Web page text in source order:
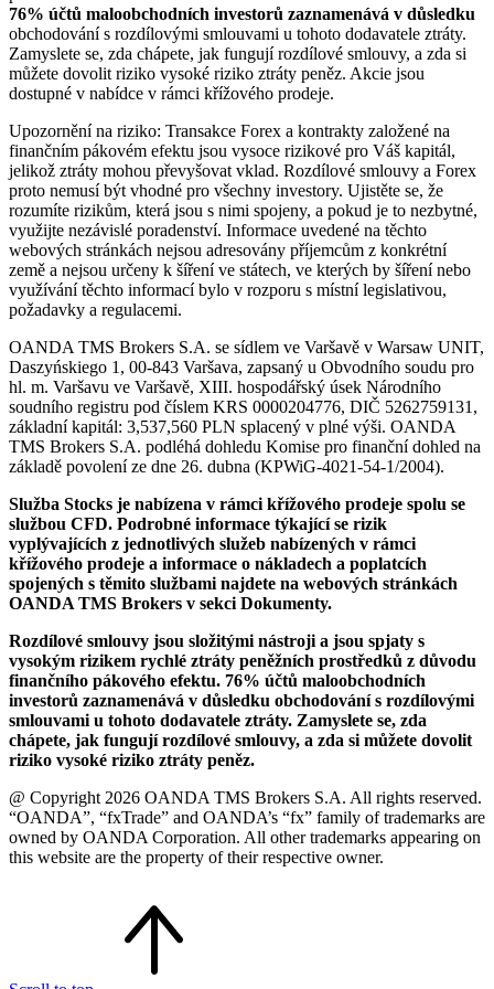
76% účtů maloobchodních investorů zaznamenává v důsledku
obchodování s rozdílovými smlouvami u tohoto dodavatele ztráty.
Zamyslete se, zda chápete, jak fungují rozdílové smlouvy, a zda si
můžete dovolit riziko vysoké riziko ztráty peněz. Akcie jsou
dostupné v nabídce v rámci křížového prodeje.
Upozornění na riziko: Transakce Forex a kontrakty založené na
finančním pákovém efektu jsou vysoce rizikové pro Váš kapitál,
jelikož ztráty mohou převyšovat vklad. Rozdílové smlouvy a Forex
proto nemusí být vhodné pro všechny investory. Ujistěte se, že
rozumíte rizikům, která jsou s nimi spojeny, a pokud je to nezbytné,
využijte nezávislé poradenství. Informace uvedené na těchto
webových stránkách nejsou adresovány příjemcům z konkrétní
země a nejsou určeny k šíření ve státech, ve kterých by šíření nebo
využívání těchto informací bylo v rozporu s místní legislativou,
požadavky a regulacemi.
OANDA TMS Brokers S.A. se sídlem ve Varšavě v Warsaw UNIT,
Daszyńskiego 1, 00-843 Varšava, zapsaný u Obvodního soudu pro
hl. m. Varšavu ve Varšavě, XIII. hospodářský úsek Národního
soudního registru pod číslem KRS 0000204776, DIČ 5262759131,
základní kapitál: 3,537,560 PLN splacený v plné výši. OANDA
TMS Brokers S.A. podléhá dohledu Komise pro finanční dohled na
základě povolení ze dne 26. dubna (KPWiG-4021-54-1/2004).
Služba Stocks je nabízena v rámci křížového prodeje spolu se
službou CFD. Podrobné informace týkající se rizik
vyplývajících z jednotlivých služeb nabízených v rámci
křížového prodeje a informace o nákladech a poplatcích
spojených s těmito službami najdete na webových stránkách
OANDA TMS Brokers v sekci Dokumenty.
Rozdílové smlouvy jsou složitými nástroji a jsou spjaty s
vysokým rizikem rychlé ztráty peněžních prostředků z důvodu
finančního pákového efektu. 76% účtů maloobchodních
investorů zaznamenává v důsledku obchodování s rozdílovými
smlouvami u tohoto dodavatele ztráty. Zamyslete se, zda
chápete, jak fungují rozdílové smlouvy, a zda si můžete dovolit
riziko vysoké riziko ztráty peněz.
@ Copyright 2026 OANDA TMS Brokers S.A. All rights reserved.
“OANDA”, “fxTrade” and OANDA’s “fx” family of trademarks are
owned by OANDA Corporation. All other trademarks appearing on
this website are the property of their respective owner.